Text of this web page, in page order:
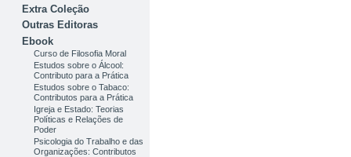
Extra Coleção
Outras Editoras
Ebook
Curso de Filosofia Moral
Estudos sobre o Álcool:
Contributo para a Prática
Estudos sobre o Tabaco:
Contributos para a Prática
Igreja e Estado: Teorias
Políticas e Relações de
Poder
Psicologia do Trabalho e das
Organizações: Contributos